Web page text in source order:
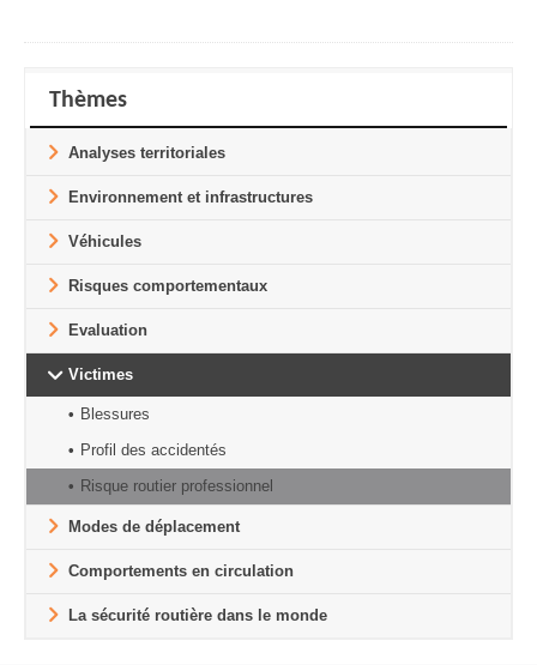
Thèmes
Analyses territoriales
Environnement et infrastructures
Véhicules
Risques comportementaux
Evaluation
Victimes
Blessures
Profil des accidentés
Risque routier professionnel
Modes de déplacement
Comportements en circulation
La sécurité routière dans le monde